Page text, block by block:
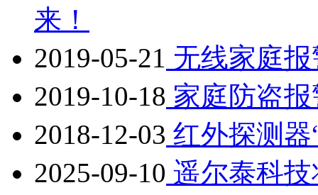
来！
2019-05-21 无线家庭
2019-10-18 家庭防盗
2018-12-03 红外探测
2025-09-10 遥尔泰科